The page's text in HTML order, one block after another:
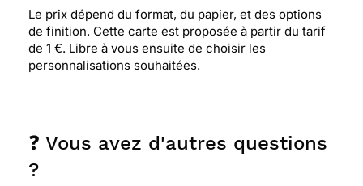
Le prix dépend du format, du papier, et des options
de finition. Cette carte est proposée à partir du tarif
de 1 €. Libre à vous ensuite de choisir les
personnalisations souhaitées.
❓ Vous avez d'autres questions
?